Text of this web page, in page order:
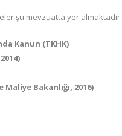
şu mevzuatta yer almaktadır:
Kanun (TKHK)
Bakanlığı, 2016)